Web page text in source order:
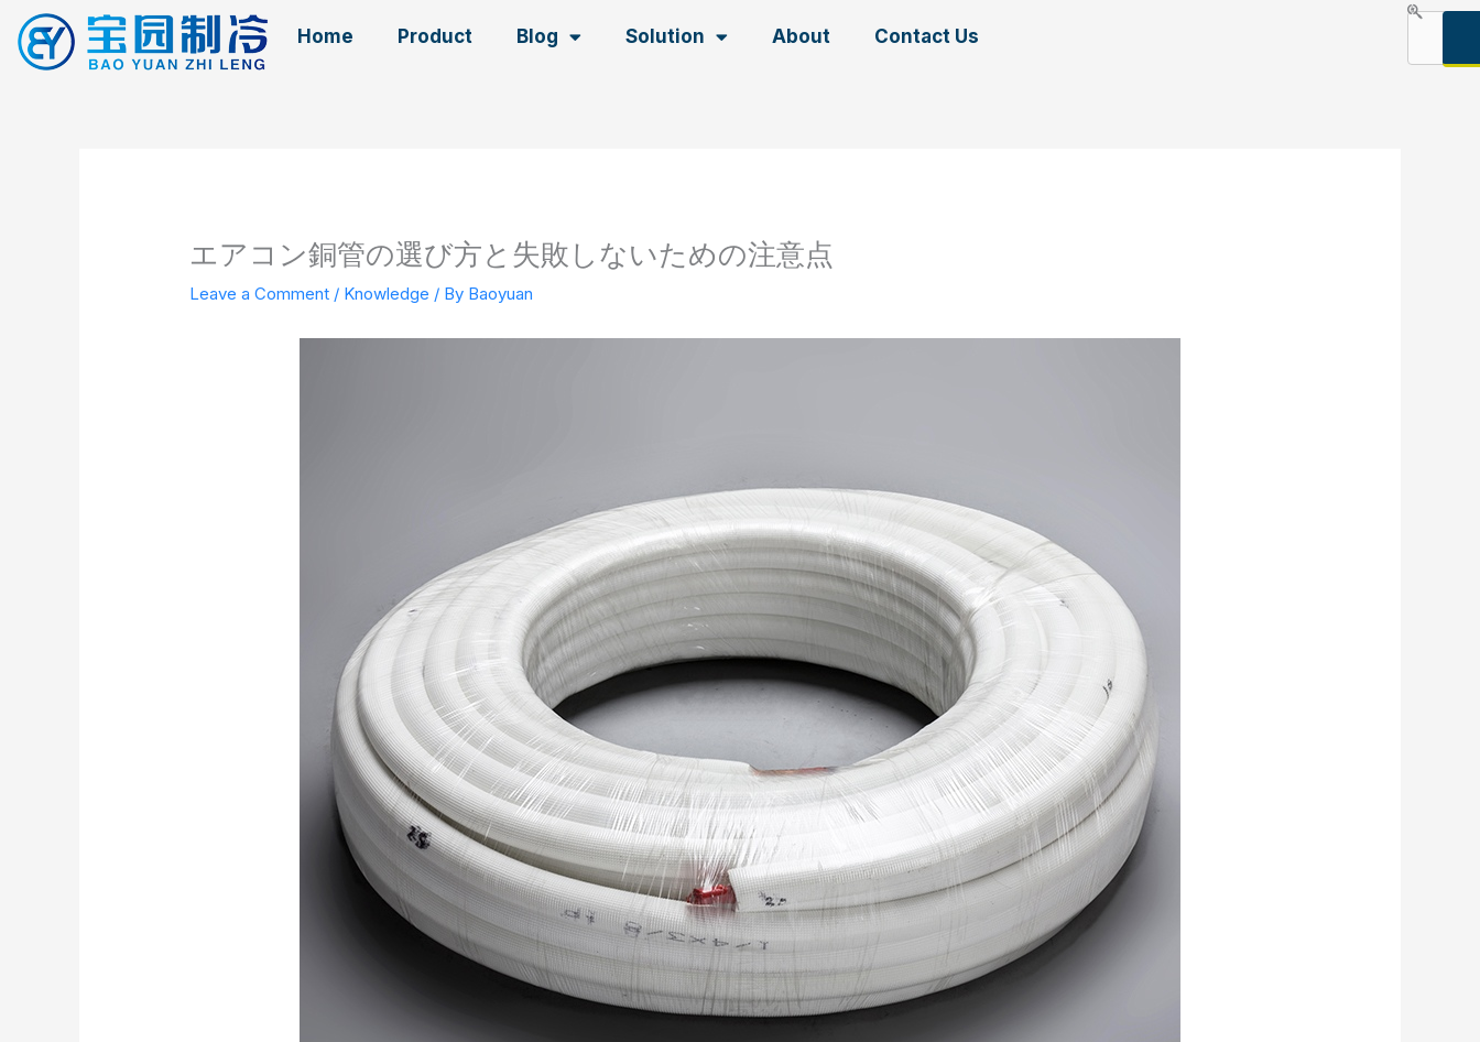
content
Home Product Blog Solution About Contact Us
Search
エアコン銅管の選び方と失敗しないための注意点
Leave a Comment / Knowledge / By Baoyuan